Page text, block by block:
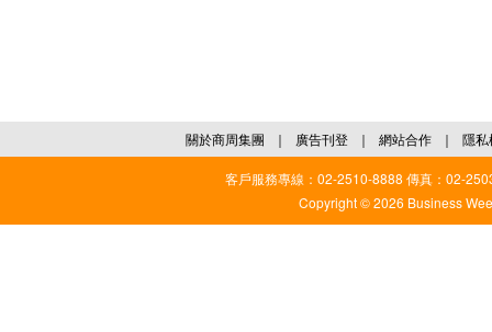
關於商周集團 ｜ 廣告刊登 ｜ 網站合作 ｜ 隱私
客戶服務專線：02-2510-8888 傳真：02-
Copyright © 2026 Business